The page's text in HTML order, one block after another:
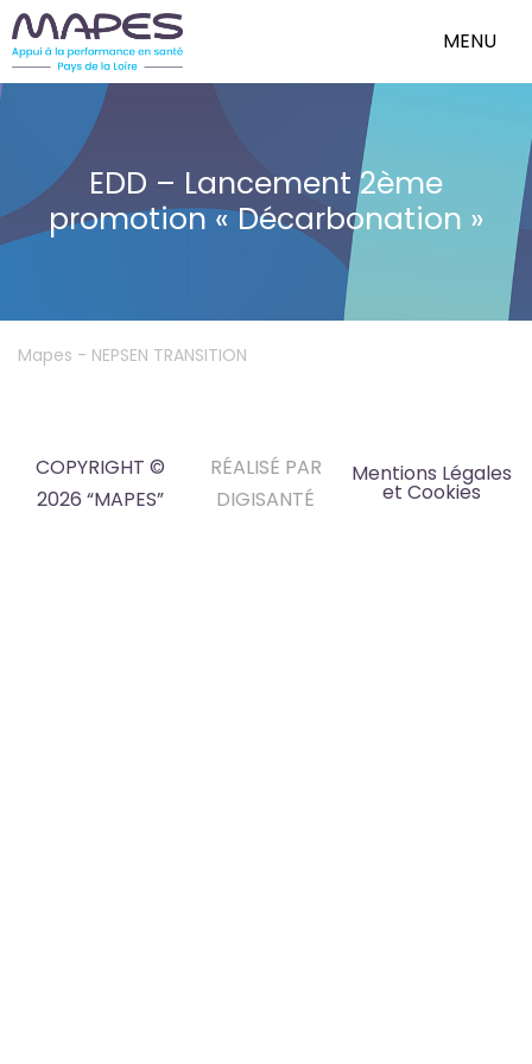
MENU
EDD – Lancement 2ème
promotion « Décarbonation »
Mapes - NEPSEN TRANSITION
COPYRIGHT ©
2026 “MAPES”
RÉALISÉ PAR
DIGISANTÉ
Mentions Légales
et Cookies